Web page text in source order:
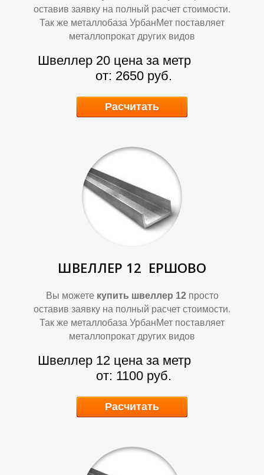
А
Т
оставив заявку на полный расчет стоимости.
Так же металлобаза УрбанМет поставляет
металлопрокат других видов
Швеллер 20 цена за метр
от: 2650 руб.
Расчитать
ШВЕЛЛЕР 12 ЕРШОВО
Вы можете купить швеллер 12просто
оставив заявку на полный расчет стоимости.
Так же металлобаза УрбанМет поставляет
металлопрокат других видов
Швеллер 12 цена за метр
от: 1100 руб.
Расчитать
А
Т